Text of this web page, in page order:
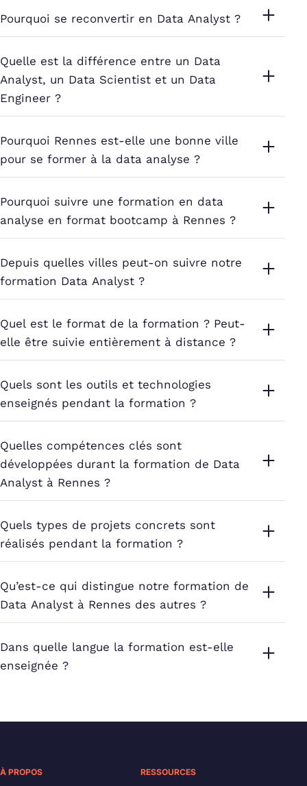
Pourquoi se reconvertir en Data Analyst ?
Quelle est la différence entre un Data
Analyst, un Data Scientist et un Data
Engineer ?
Pourquoi Rennes est-elle une bonne ville
pour se former à la data analyse ?
Pourquoi suivre une formation en data
analyse en format bootcamp à Rennes ?
Depuis quelles villes peut-on suivre notre
formation Data Analyst ?
Quel est le format de la formation ? Peut-
elle être suivie entièrement à distance ?
Quels sont les outils et technologies
enseignés pendant la formation ?
Quelles compétences clés sont
développées durant la formation de Data
Analyst à Rennes ?
Quels types de projets concrets sont
réalisés pendant la formation ?
Qu’est-ce qui distingue notre formation de
Data Analyst à Rennes des autres ?
Dans quelle langue la formation est-elle
enseignée ?
À PROPOS RESSOURCES